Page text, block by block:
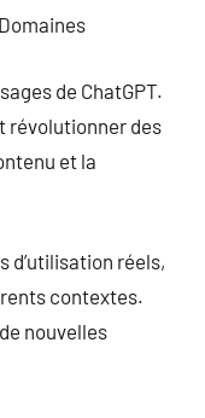
de ChatGPT.
révolutionner des
et la
d’utilisation réels,
contextes.
nouvelles